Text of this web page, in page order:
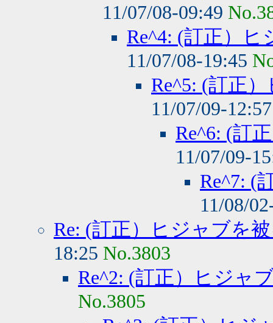
11/07/08-09:49
Re^4: (訂正）
11/07/08-19:45
Re^5: (訂正
11/07/09-
Re^6: (訂
11/07/09-
Re^7: (
11/08/
Re: (訂正）ヒジャブを
18:25 No.3803
Re^2: (訂正）ヒジャ
No.3805